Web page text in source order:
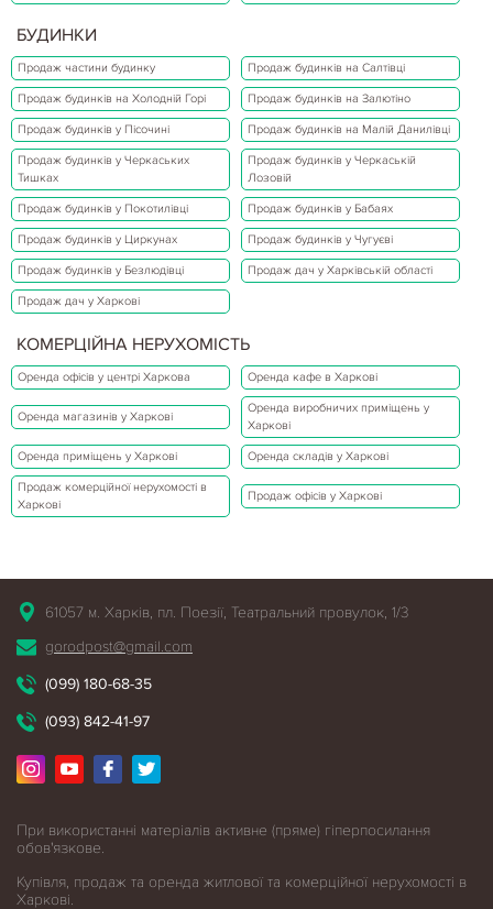
БУДИНКИ
Продаж частини будинку Продаж будинків на Салтівці
Продаж будинків на Холодній Горі Продаж будинків на Залютіно
Продаж будинків у Пісочині Продаж будинків на Малій Данилівці
Продаж будинків у Черкаських
Тишках
Продаж будинків у Черкаській
Лозовій
Продаж будинків у Покотилівці Продаж будинків у Бабаях
Продаж будинків у Циркунах Продаж будинків у Чугуєві
Продаж будинків у Безлюдівці Продаж дач у Харківській області
Продаж дач у Харкові
КОМЕРЦІЙНА НЕРУХОМІСТЬ
Оренда офісів у центрі Харкова Оренда кафе в Харкові
Оренда магазинів у Харкові
Оренда виробничих приміщень у
Харкові
Оренда приміщень у Харкові Оренда складів у Харкові
Продаж комерційної нерухомості в
Харкові
Продаж офісів у Харкові
61057 м. Харків, пл. Поезії, Театральний провулок, 1/3
gorodpost@gmail.com
(099) 180-68-35
(093) 842-41-97
При використанні матеріалів активне (пряме) гіперпосилання
обов'язкове.
Купівля, продаж та оренда житлової та комерційної нерухомості в
Харкові.